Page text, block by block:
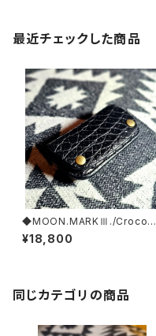
最近チェックした商品
◆MOON.MARKⅢ./Crocodil
e. Coin Case.xxx. Black.Ed
ition
¥18,800
同じカテゴリの商品